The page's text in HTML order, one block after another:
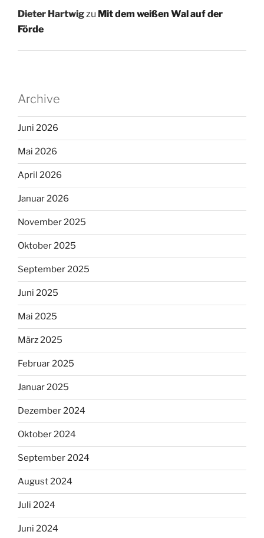
Dieter Hartwig zu Mit dem weißen Wal auf der
Förde
Archive
Juni 2026
Mai 2026
April 2026
Januar 2026
November 2025
Oktober 2025
September 2025
Juni 2025
Mai 2025
März 2025
Februar 2025
Januar 2025
Dezember 2024
Oktober 2024
September 2024
August 2024
Juli 2024
Juni 2024